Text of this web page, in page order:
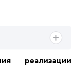
реализации